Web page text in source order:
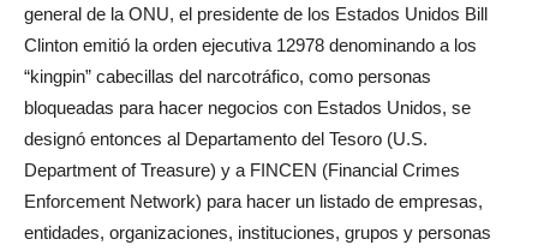
general de la ONU, el presidente de los Estados Unidos Bill
Clinton emitió la orden ejecutiva 12978 denominando a los
“kingpin” cabecillas del narcotráfico, como personas
bloqueadas para hacer negocios con Estados Unidos, se
designó entonces al Departamento del Tesoro (U.S.
Department of Treasure) y a FINCEN (Financial Crimes
Enforcement Network) para hacer un listado de empresas,
entidades, organizaciones, instituciones, grupos y personas